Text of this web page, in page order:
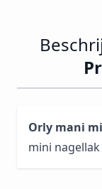
Orly mani
mini nagellak